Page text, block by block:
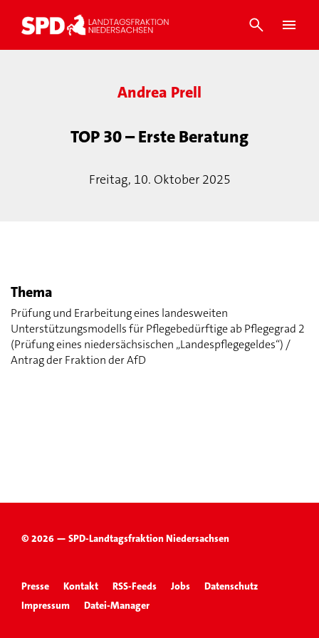
Andrea Prell
TOP 30 – Erste Beratung
Freitag, 10. Oktober 2025
Thema
Prüfung und Erarbeitung eines landesweiten
Unterstützungsmodells für Pflegebedürftige ab Pflegegrad 2
(Prüfung eines niedersächsischen „Landespflegegeldes“) /
Antrag der Fraktion der AfD
© 2026 — SPD-Landtagsfraktion Niedersachsen
Presse Kontakt RSS-Feeds Jobs
Datenschutz
Impressum
Datei-Manager